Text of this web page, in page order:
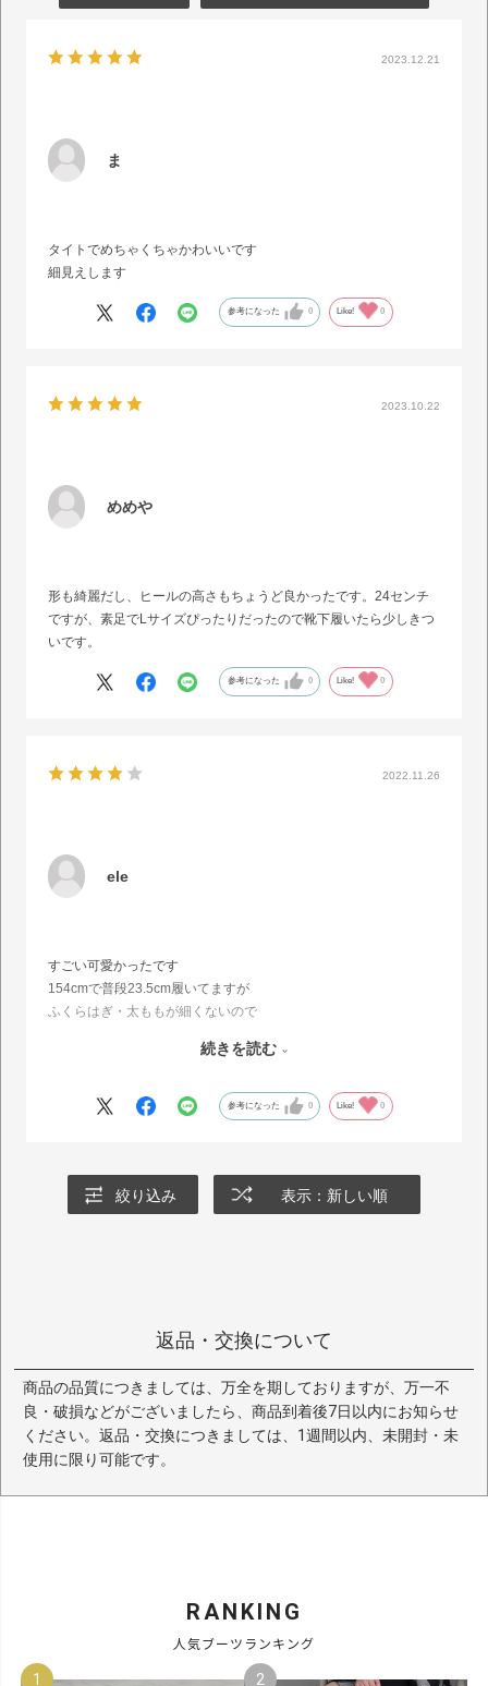
2023.12.21
ま
タイトでめちゃくちゃかわいいです
細見えします
参考になった 0 Like! 0
2023.10.22
めめや
形も綺麗だし、ヒールの高さもちょうど良かったです。24センチ
ですが、素足でLサイズぴったりだったので靴下履いたら少しきつ
いです。
参考になった 0 Like! 0
2022.11.26
ele
すごい可愛かったです
154cmで普段23.5cm履いてますが
ふくらはぎ・太ももが細くないので
ブーツだからかサイズは丁度良かったです
身長が低いので膝少し掛かるくらいの所
もしかしたら長さはMサイズの方が
良かったかもしれません
続きを読む
参考になった 0 Like! 0
絞り込み 表示：新しい順
返品・交換について
商品の品質につきましては、万全を期しておりますが、万一不
良・破損などがございましたら、商品到着後7日以内にお知らせ
ください。返品・交換につきましては、1週間以内、未開封・未
使用に限り可能です。
RANKING
人気ブーツランキング